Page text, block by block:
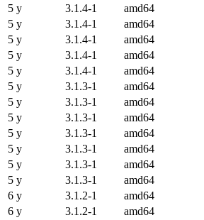
5 y
3.1.4-1 amd64
5 y
3.1.4-1 amd64
5 y
3.1.4-1 amd64
5 y
3.1.4-1 amd64
5 y
3.1.4-1 amd64
5 y
3.1.3-1 amd64
5 y
3.1.3-1 amd64
5 y
3.1.3-1 amd64
5 y
3.1.3-1 amd64
5 y
3.1.3-1 amd64
5 y
3.1.3-1 amd64
5 y
3.1.3-1 amd64
6 y
3.1.2-1 amd64
6 y
3.1.2-1 amd64